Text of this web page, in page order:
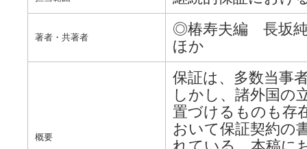
著者・共著者
◎椿寿夫編 長坂純
ほか
概要
保証は、多数当事
しかし、諸外国の
置づけるものも存
おいて保証契約の